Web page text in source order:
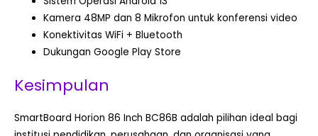
Kamera 48MP dan 8 Mikrofon untuk konferensi video
Konektivitas WiFi + Bluetooth
Dukungan Google Play Store
Kesimpulan
SmartBoard Horion 86 Inch BC86B adalah pilihan ideal bagi